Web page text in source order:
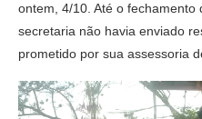
ontem, 4/10. Até o fechamento
secretaria não havia enviado
prometido por sua assessoria
Tocador